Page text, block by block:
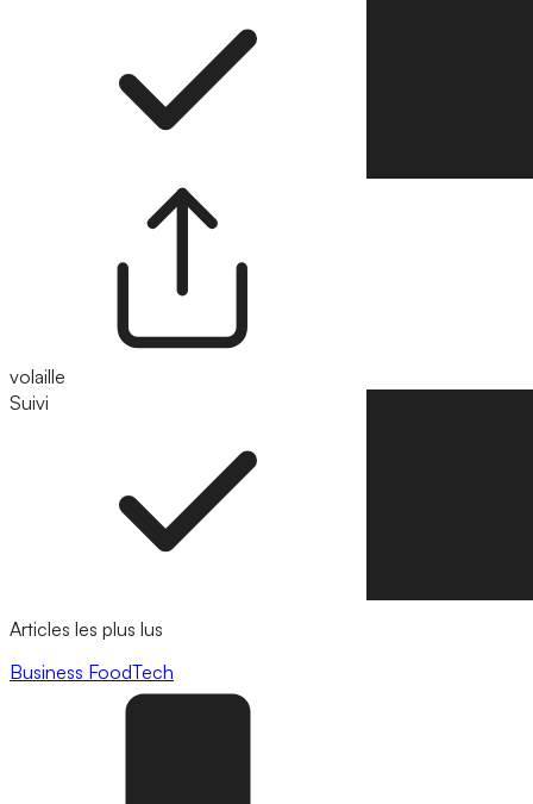
volaille
Suivi
Articles les plus lus
Business FoodTech